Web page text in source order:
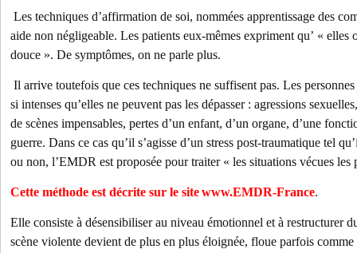
Les techniques d’affirmation de soi, nommées apprentissage des
aide non négligeable. Les patients eux-mêmes expriment qu’ « elles
douce ». De symptômes, on ne parle plus.
Il arrive toutefois que ces techniques ne suffisent pas. Les
si intenses qu’elles ne peuvent pas les dépasser : agressions
de scènes impensables, pertes d’un enfant, d’un organe, d’une
guerre. Dans ce cas qu’il s’agisse d’un stress post-traumatique tel
ou non, l’EMDR est proposée pour traiter « les situations vécues les
Cette méthode est décrite sur le sitewww.EMDR-France.
Elle consiste à désensibiliser au niveau émotionnel et à restructurer
scène violente devient de plus en plus éloignée, floue parfois